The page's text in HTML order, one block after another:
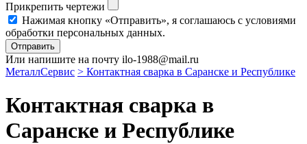
Прикрепить чертежи
Нажимая кнопку «Отправить», я соглашаюсь с условиями
обработки персональных данных.
Отправить
Или напишите на почту ilo-1988@mail.ru
МеталлСервис > Контактная сварка в Саранске и Республике
Контактная сварка в
Саранске и Республике